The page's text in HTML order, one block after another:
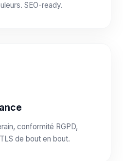
SEO-ready.
conformité RGPD,
de bout en bout.